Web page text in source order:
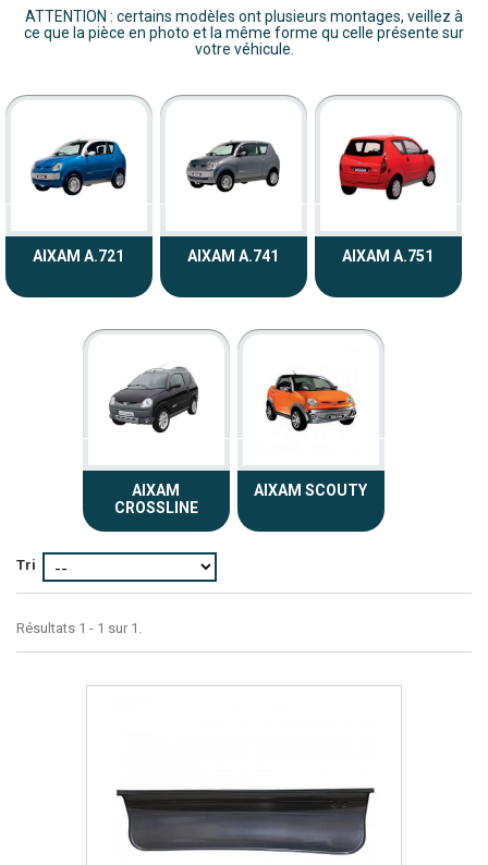
ATTENTION : certains modèles ont plusieurs montages, veillez à
ce que la pièce en photo et la même forme qu celle présente sur
votre véhicule.
AIXAM A.721 AIXAM A.741 AIXAM A.751
AIXAM
CROSSLINE
AIXAM SCOUTY
Tri
Résultats 1 - 1 sur 1.